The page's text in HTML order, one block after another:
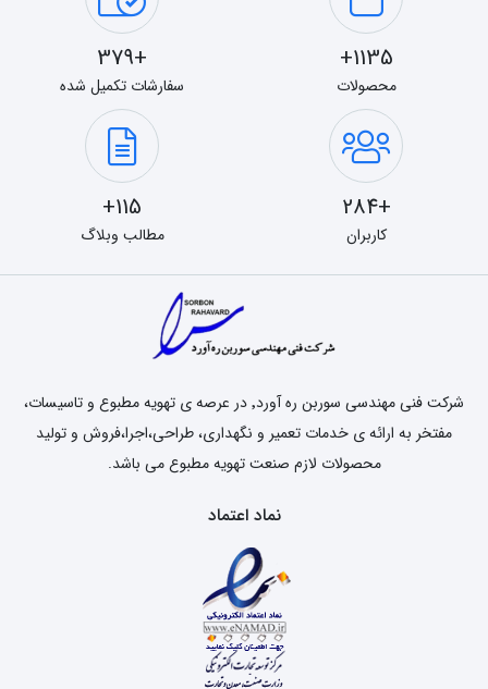
1135+
محصولات
+379
سفارشات تکمیل شده
+284
کاربران
115+
مطالب وبلاگ
شرکت فنی مهندسی سوربن ره آورد٬ در عرصه ی تهویه مطبوع و تاسیسات،
مفتخر به ارائه ی خدمات تعمیر و نگهداری، طراحی،اجرا،فروش و تولید
محصولات لازم صنعت تهویه مطبوع می باشد.
نماد اعتماد